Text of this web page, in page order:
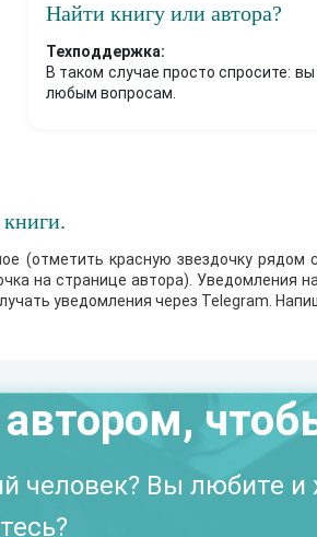
Найти книгу или автора?
Техподдержка:
В таком случае просто спросите:
любым вопросам.
(отметить красную звездочку
на странице автора). Уведомления
уведомления через Telegram.
человек? Вы любите